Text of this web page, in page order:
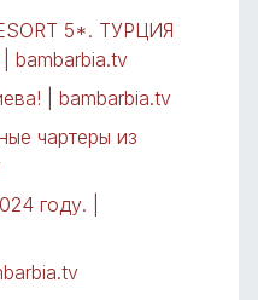
5*. ТУРЦИЯ
bambarbia.tv
| bambarbia.tv
чартеры из
году. |